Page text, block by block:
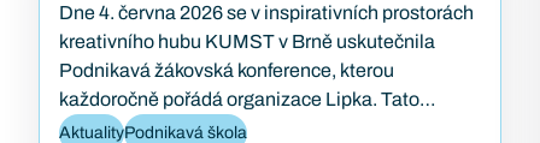
Dne 4. června 2026 se v inspirativních prostorách
kreativního hubu KUMST v Brně uskutečnila
Podnikavá žákovská konference, kterou
každoročně pořádá organizace Lipka. Tato
konference je zaměřena na podporu podnikavosti,
AktualityPodnikavá škola